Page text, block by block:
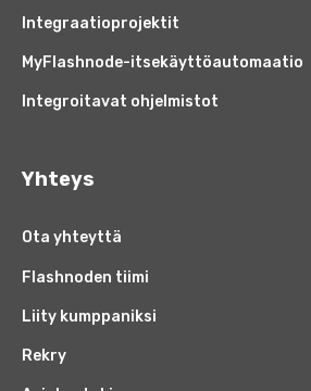
Integraatioprojektit
MyFlashnode-itsekäyttöautomaatio
Integroitavat ohjelmistot
Yhteys
Ota yhteyttä
Flashnoden tiimi
Liity kumppaniksi
Rekry